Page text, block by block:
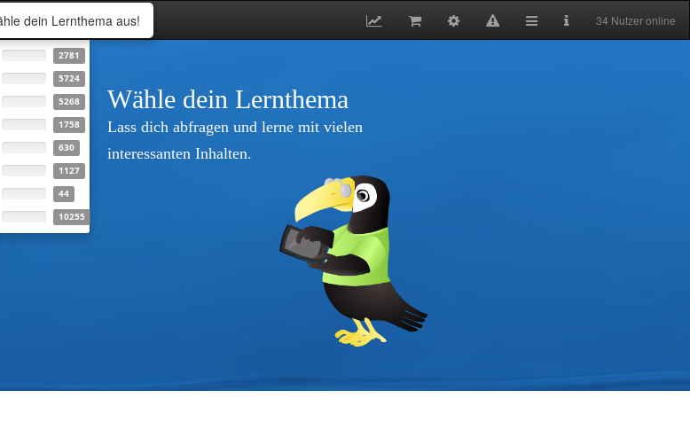
2781
5724
5268
1758
630
1127
44
10255
34 Nutzer online
Wähle dein Lernthema
Lass dich abfragen und lerne mit vielen
interessanten Inhalten.
dein Lernthema aus!